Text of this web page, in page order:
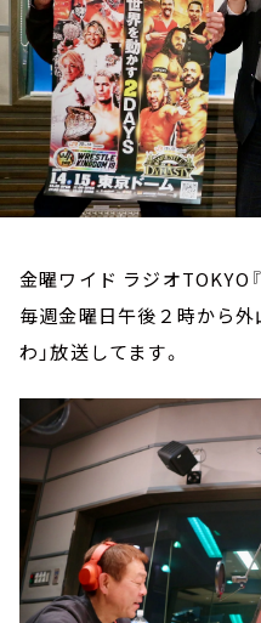
金曜ワイド ラジオTOKYO
毎週金曜日午後２時から
わ」放送してます。